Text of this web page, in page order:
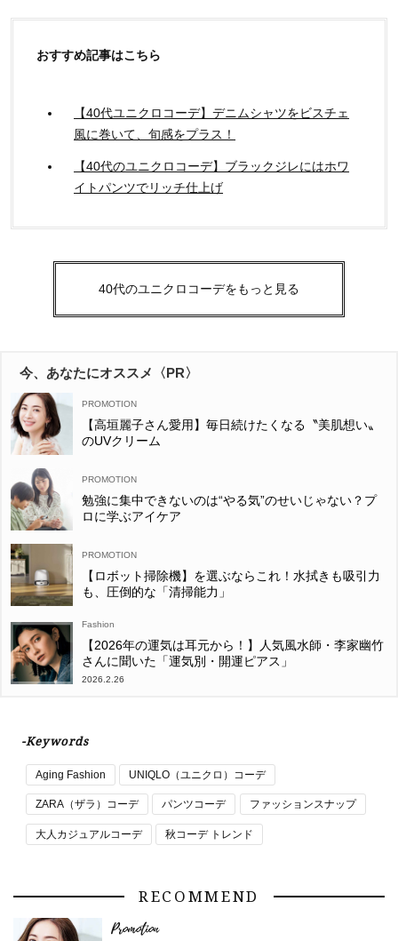
おすすめ記事はこちら
【40代ユニクロコーデ】デニムシャツをビスチェ
風に巻いて、旬感をプラス！
【40代のユニクロコーデ】ブラックジレにはホワ
イトパンツでリッチ仕上げ
40代のユニクロコーデをもっと見る
今、あなたにオススメ〈PR〉
【高垣麗子さん愛用】毎日続けたくなる〝美肌想い〟
のUVクリーム
勉強に集中できないのは“やる気”のせいじゃない？プ
ロに学ぶアイケア
【ロボット掃除機】を選ぶならこれ！水拭きも吸引力
も、圧倒的な「清掃能力」
Fashion
【2026年の運気は耳元から！】人気風水師・李家幽竹
さんに聞いた「運気別・開運ピアス」
2026.2.26
-Keywords
Aging Fashion UNIQLO（ユニクロ）コーデ
ZARA（ザラ）コーデ パンツコーデ ファッションスナップ
大人カジュアルコーデ 秋コーデ トレンド
RECOMMEND